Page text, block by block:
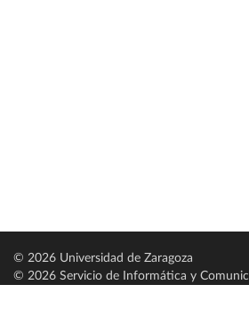
© 2026 Universidad de Zaragoza
© 2026 Servicio de Informática y